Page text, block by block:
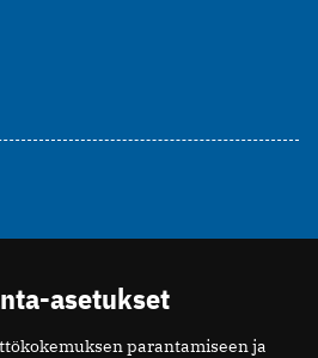
asetukset
parantamiseen ja